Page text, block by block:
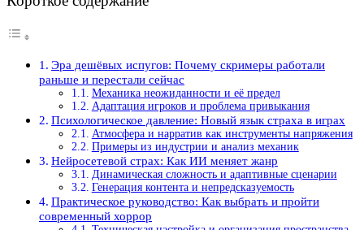
Эра дешёвых испугов: Почему скримеры работали
раньше и перестали сейчас
Механика неожиданности и её предел
Адаптация игроков и проблема привыкания
Психологическое давление: Новый язык страха в играх
Атмосфера и нарратив как инструменты напряжения
Примеры из индустрии и анализ механик
Нейросетевой страх: Как ИИ меняет жанр
Динамическая сложность и адаптивные сценарии
Генерация контента и непредсказуемость
Практическое руководство: Как выбрать и пройти
современный хоррор